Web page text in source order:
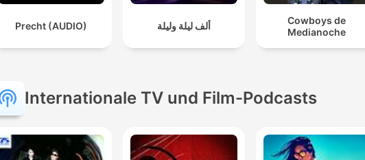
Precht (AUDIO) ألف ليلة وليلة
Cowboys de
Medianoche
Internationale TV und Film-Podcasts